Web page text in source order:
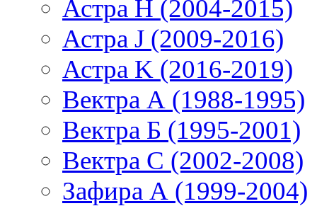
Астра H (2004-2015)
Астра J (2009-2016)
Астра K (2016-2019)
Вектра А (1988-1995)
Вектра Б (1995-2001)
Вектра С (2002-2008)
Зафира А (1999-2004)